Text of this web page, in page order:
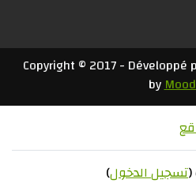
Copyright © 2017 - Développé
by
تسجيل الدخول)